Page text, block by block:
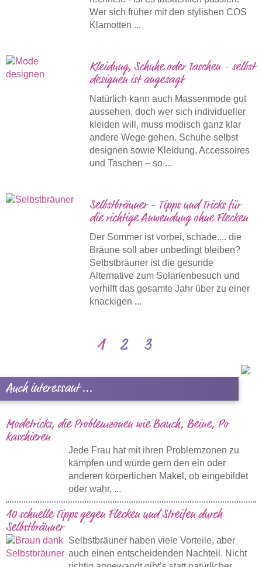
Wer sich früher mit den stylishen COS
Klamotten ...
Kleidung, Schuhe oder Taschen - selbst
designen ist angesagt
Natürlich kann auch Massenmode gut
aussehen, doch wer sich individueller
kleiden will, muss modisch ganz klar
andere Wege gehen. Schuhe selbst
designen sowie Kleidung, Accessoires
und Taschen – so ...
Selbstbräuner - Tipps und Tricks für
die richtige Anwendung ohne Flecken
Der Sommer ist vorbei, schade.... die
Bräune soll aber unbedingt bleiben?
Selbstbräuner ist die gesunde
Alternative zum Solarienbesuch und
verhilft das gesamte Jahr über zu einer
knackigen ...
1 2 3
Auch interessant ...
Modetricks, die Problemzonen wie Bauch, Beine, Po
kaschieren
Jede Frau hat mit ihren Problemzonen zu
kämpfen und würde gern den ein oder
anderen körperlichen Makel, ob eingebildet
oder wahr, ...
10 schnelle Tipps gegen Flecken und Streifen durch
Selbstbräuner
Selbstbräuner haben viele Vorteile, aber
auch einen entscheidenden Nachteil. Nicht